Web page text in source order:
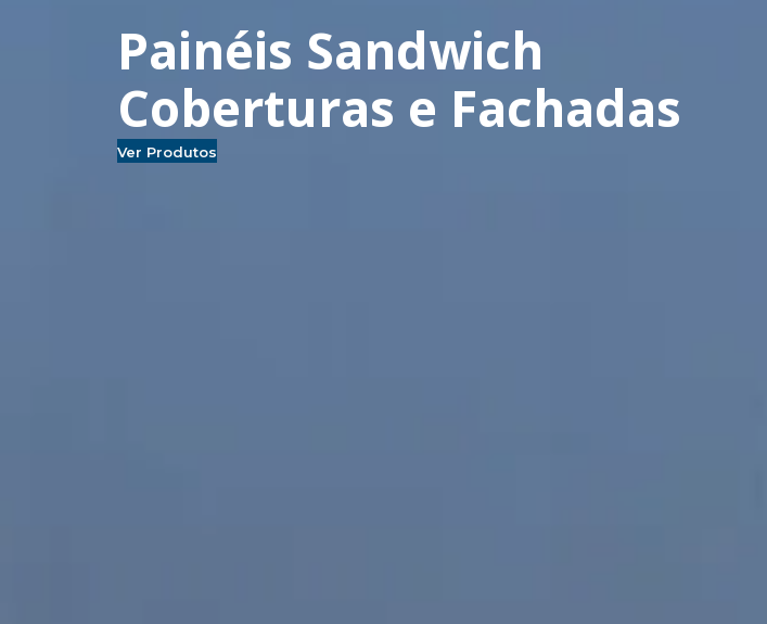
Painéis Sandwich
Coberturas e Fachadas
Ver Produtos